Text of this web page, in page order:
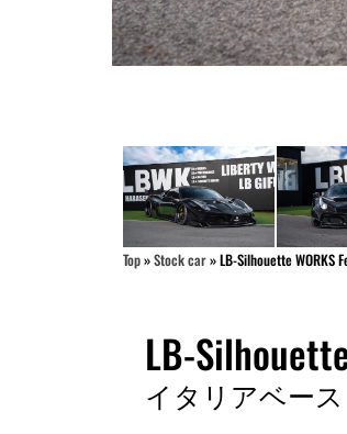
Top»Stock car»LB-Silhouette WORKS
LB-
イタリアベース